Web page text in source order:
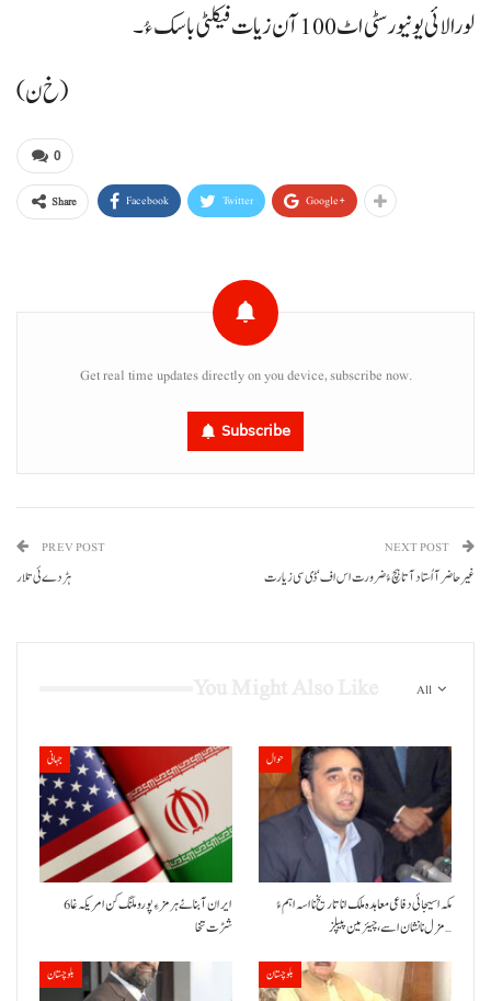
لورالائی یونیورسٹی اٹ 100 آن زیات فیکلٹی باسک ءُ۔
(خ ن)
0
Share Facebook Twitter Google+
Get real time updates directly on you device, subscribe now.
Subscribe
PREV POST
ہڑ دے ئی تلار
NEXT POST
غیر حاضر آ اُستاد آتا ہچ ءُ ضرورت اس اف‘ ڈی سی زیارت
All
جہانی
ایران آبنائے ہرمز ءِ پورو ملنگ کن امریکہ غا 6
شڑت تخا
حوال
مکہ اسیجائی دفاعی معاہدہ ملک انا تاریخ نا اسہ اہم ءُ
مزل نا نشان اسے، چیئرمین پیپلز…
بلوچستان بلوچستان